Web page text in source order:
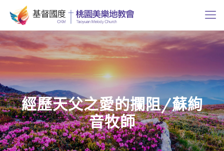
經歷天父之愛的攔阻/蘇絢
音牧師